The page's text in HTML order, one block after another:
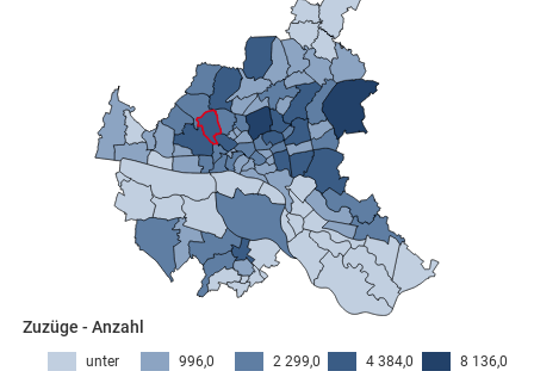
Zuzüge - Anzahl
8 136,0
4 384,0
2 299,0
996,0
unter